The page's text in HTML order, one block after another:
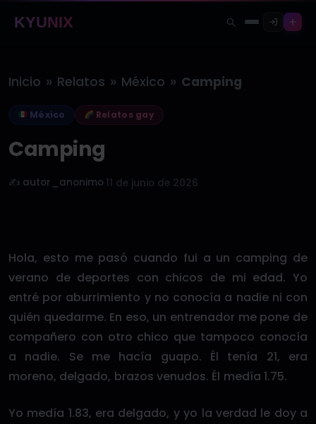
KYUNIX
Inicio » Relatos » México » Camping
México Relatos gay
Camping
✍️ autor_anonimo 11 de junio de 2026
Hola, esto me pasó cuando fui a un camping de
verano de deportes con chicos de mi edad. Yo
entré por aburrimiento y no conocía a nadie ni con
quién quedarme. En eso, un entrenador me pone de
compañero con otro chico que tampoco conocía
a nadie. Se me hacía guapo. Él tenía 21, era
moreno, delgado, brazos venudos. Él medía 1.75.
Yo medía 1.83, era delgado, y yo la verdad le doy a